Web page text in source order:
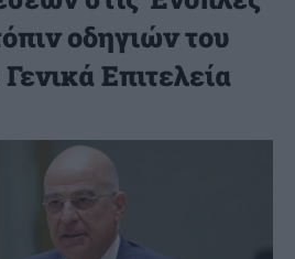
οδηγιών του
Επιτελεία